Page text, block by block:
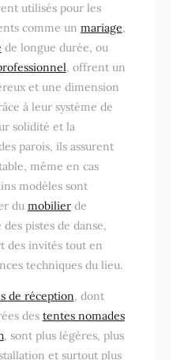
utilisés pour les
comme un mariage,
de longue durée, ou
, offrent un
et une dimension
à leur système de
solidité et la
parois, ils assurent
même en cas
modèles sont
du mobilierde
pistes de danse,
des invités tout en
techniques du lieu.
de réception, dont
des tentes nomades
, sont plus légères, plus
et surtout plus